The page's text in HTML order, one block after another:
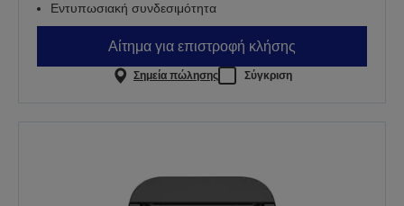
Εντυπωσιακή συνδεσιμότητα
Αίτημα για επιστροφή κλήσης
Σημεία πώλησης Σύγκριση